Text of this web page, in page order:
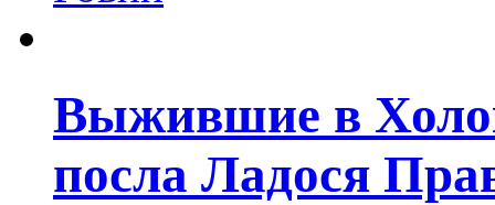
Выжившие в
посла Ладося